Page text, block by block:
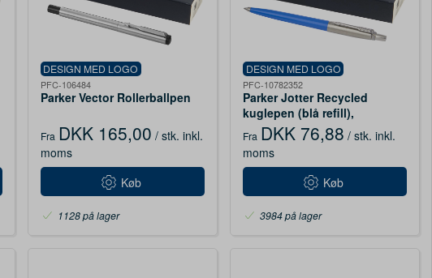
DESIGN MED LOGO
PFC-106484
Parker Vector Rollerballpen
Fra DKK 165,00 / stk. inkl.
moms
Køb
1128 på lager
DESIGN MED LOGO
PFC-10782352
Parker Jotter Recycled
kuglepen (blå refill),
procesblå
Fra DKK 76,88 / stk. inkl.
moms
Køb
3984 på lager